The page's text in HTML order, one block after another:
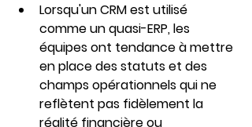
Lorsqu'un CRM est utilisé
comme un quasi-ERP, les
équipes ont tendance à mettre
en place des statuts et des
champs opérationnels qui ne
reflètent pas fidèlement la
réalité financière ou